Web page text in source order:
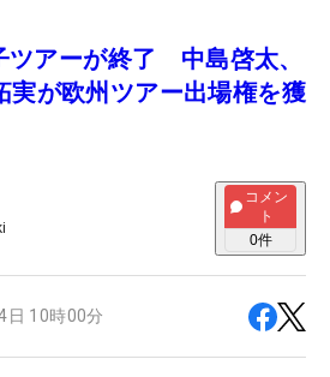
ツアーが終了 中島啓太、
実が欧州ツアー出場権を獲
コメン
ト
0件
日 10時00分